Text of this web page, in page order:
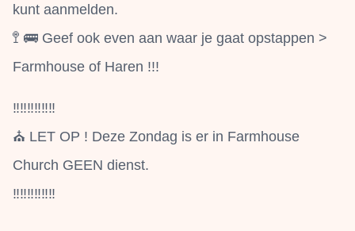
kunt aanmelden.
🚏 🚌 Geef ook even aan waar je gaat opstappen >
Farmhouse of Haren !!!
‼️‼️‼️‼️‼️‼️
⛪ LET OP ! Deze Zondag is er in Farmhouse
Church GEEN dienst.
‼️‼️‼️‼️‼️‼️